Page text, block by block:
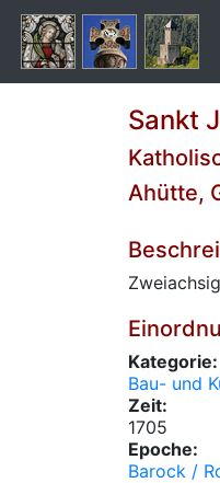
Sankt
Ahütte,
Kategorie:
Bau- und
Zeit:
1705
Epoche:
Barock /